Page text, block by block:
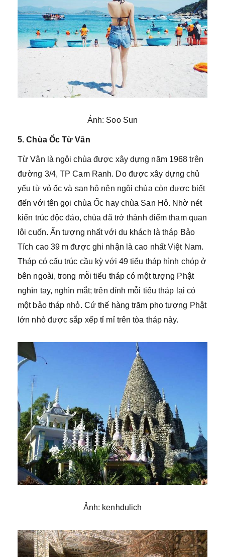
Ảnh: Soo Sun
5. Chùa Ốc Từ Vân
Từ Vân là ngôi chùa được xây dựng năm 1968 trên
đường 3/4, TP Cam Ranh. Do được xây dựng chủ
yếu từ vỏ ốc và san hô nên ngôi chùa còn được biết
đến với tên gọi chùa Ốc hay chùa San Hô. Nhờ nét
kiến trúc độc đáo, chùa đã trở thành điểm tham quan
lôi cuốn. Ấn tượng nhất với du khách là tháp Bảo
Tích cao 39 m được ghi nhận là cao nhất Việt Nam.
Tháp có cấu trúc cầu kỳ với 49 tiểu tháp hình chóp ở
bên ngoài, trong mỗi tiểu tháp có một tượng Phật
nghìn tay, nghìn mắt; trên đỉnh mỗi tiểu tháp lại có
một bảo tháp nhỏ. Cứ thế hàng trăm pho tượng Phật
lớn nhỏ được sắp xếp tỉ mỉ trên tòa tháp này.
Ảnh: kenhdulich